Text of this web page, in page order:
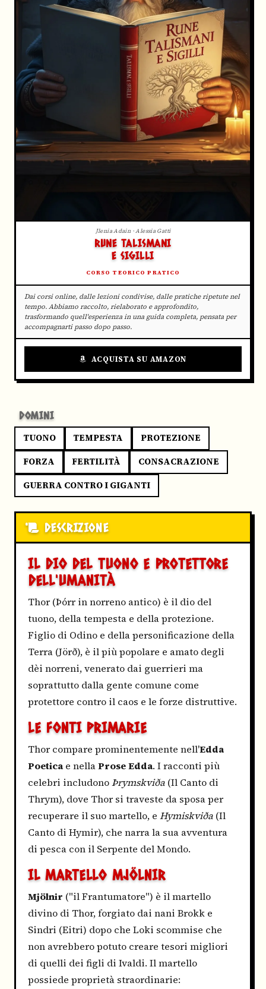
Jlenia Adain · Alessia Gatti
RUNE TALISMANI
E SIGILLI
CORSO TEORICO PRATICO
Dai corsi online, dalle lezioni condivise, dalle pratiche ripetute nel
tempo. Abbiamo raccolto, rielaborato e approfondito,
trasformando quell'esperienza in una guida completa, pensata per
accompagnarti passo dopo passo.
ACQUISTA SU AMAZON
DOMINI
TUONO TEMPESTA
PROTEZIONE
FORZA
FERTILITÀ
CONSACRAZIONE
GUERRA CONTRO I GIGANTI
DESCRIZIONE
IL DIO DEL TUONO E PROTETTORE
DELL'UMANITÀ
Thor (Þórr in norreno antico) è il dio del
tuono, della tempesta e della protezione.
Figlio di Odino e della personificazione della
Terra (Jörð), è il più popolare e amato degli
dèi norreni, venerato dai guerrieri ma
soprattutto dalla gente comune come
protettore contro il caos e le forze distruttive.
LE FONTI PRIMARIE
Thor compare prominentemente nell'Edda
Poetica e nellaProse Edda. I racconti più
celebri includonoÞrymskviða (Il Canto di
Thrym), dove Thor si traveste da sposa per
recuperare il suo martello, e Hymiskviða (Il
Canto di Hymir), che narra la sua avventura
di pesca con il Serpente del Mondo.
IL MARTELLO MJÖLNIR
Mjölnir ("il Frantumatore") è il martello
divino di Thor, forgiato dai nani Brokk e
Sindri (Eitri) dopo che Loki scommise che
non avrebbero potuto creare tesori migliori
di quelli dei figli di Ivaldi. Il martello
possiede proprietà straordinarie: